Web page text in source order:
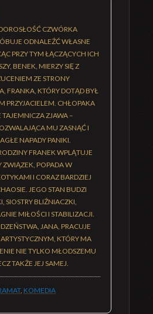
CZWÓRKA
ODNALEŹĆ WŁASNE
PRZY TYM ŁĄCZĄCYCH ICH
BENEK, MIERZY SIĘ Z
ZE STRONY
FRANKA, KTÓRY DOTĄD BYŁ
PRZYJACIELEM. CHŁOPAKA
ZJAWA –
MU ZASNĄĆ I
NAPADY PANIKI.
FRANEK WPLĄTUJE
ZWIĄZEK, POPADA W
I CORAZ BARDZIEJ
JEGO STAN BUDZI
SIOSTRY BLIŹNIACZKI,
MIŁOŚCI I STABILIZACJI.
JANA, PRACUJE
KTÓRY MA
NIE TYLKO MŁODSZEMU
TAKŻE JEJ SAMEJ.
, KOMEDIA